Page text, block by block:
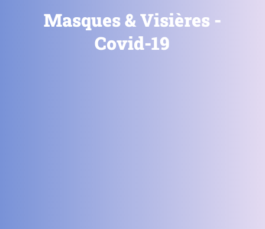
Masques & Visières -
Covid-19